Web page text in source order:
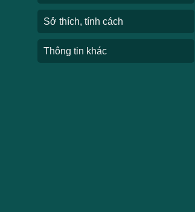
Sở thích, tính cách
Thông tin khác